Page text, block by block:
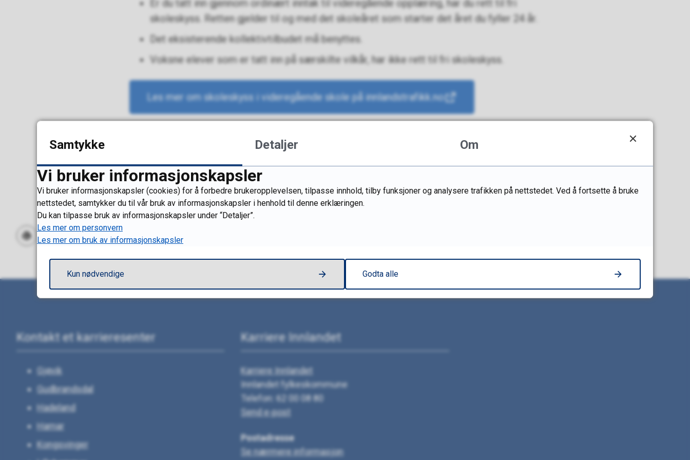
Er du tatt inn gjennom ordinært inntak til videregående opplæring, har du rett til fri
skoleskyss. Retten gjelder til og med det skoleåret som starter det året du fyller 24 år.
Det eksisterende kollektivtilbudet må benyttes.
Voksne elever som er tatt inn på særskilte vilkår, har ikke rett til fri skoleskyss.
Les mer om skoleskyss i videregående skole på innlandstrafikk.no
Ja
Kontakt et karrieresenter
Gjøvik
Gudbrandsdal
Hadeland
Hamar
Kongsvinger
Karriere Innlandet
Karriere Innlandet
Innlandet fylkeskommune
Telefon: 62 00 08 80
Send e-post
Postadresse
Se nærmere informasjon
Samtykke Detaljer Om
Vi bruker informasjonskapsler
Vi bruker informasjonskapsler (cookies) for å forbedre brukeropplevelsen, tilpasse innhold, tilby funksjoner og analysere trafikken på nettstedet. Ved å fortsette å bruke
nettstedet, samtykker du til vår bruk av informasjonskapsler i henhold til denne erklæringen.
Du kan tilpasse bruk av informasjonskapsler under “Detaljer”.
Les mer om personvern
Les mer om bruk av informasjonskapsler
Kun nødvendige Godta alle